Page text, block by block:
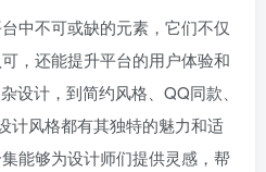
中不可或缺的元素，它们不仅
，还能提升平台的用户体验和
设计，到简约风格、QQ同款、
计风格都有其独特的魅力和适
能够为设计师们提供灵感，帮